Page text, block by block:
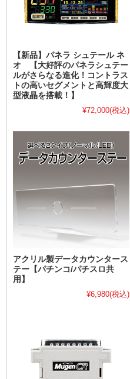
【新品】パネラ シュテール ネ
オ 【大好評のパネラシュテー
ルがさらなる進化！コントラス
トの高いセグメントと高輝度大
型液晶を搭載！】
¥72,000(税込)
アクリル製データカウンタース
テー【パチンコ/パチスロ共
用】
¥6,980(税込)